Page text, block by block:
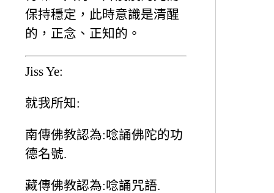
保持穩定，此時意識是清醒
的，正念、正知的。
Jiss Ye:
就我所知:
南傳佛教認為:唸誦佛陀的功
德名號.
藏傳佛教認為:唸誦咒語.